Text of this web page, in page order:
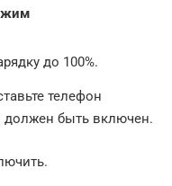
до 100%.
телефон
должен быть включен.